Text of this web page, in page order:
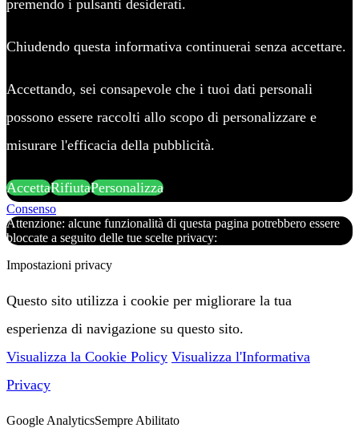
premendo i pulsanti desiderati.
Chiudendo questa informativa continuerai senza accettare.
Accettando, sei consapevole che i tuoi dati personali
possono essere raccolti allo scopo di personalizzare e
misurare l'efficacia della pubblicità.
AccettaRifiutaPersonalizza
Consenso
Attenzione: alcune funzionalità di questa pagina potrebbero essere
bloccate a seguito delle tue scelte privacy:
Impostazioni privacy
Questo sito utilizza i cookie per migliorare la tua
esperienza di navigazione su questo sito.
Visualizza la Cookie Policy Visualizza l'Informativa
Privacy
Google AnalyticsSempre Abilitato